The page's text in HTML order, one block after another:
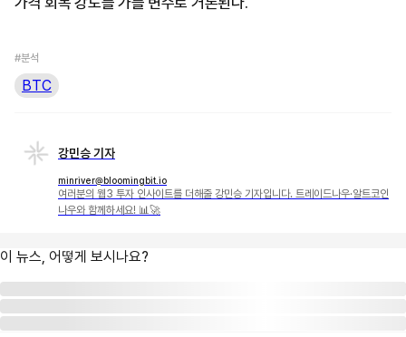
#분석
BTC
강민승 기자
minriver@bloomingbit.io
여러분의 웹3 투자 인사이트를 더해줄 강민승 기자입니다. 트레이드나우·알트코인
나우와 함께하세요! 📊🚀
이 뉴스, 어떻게 보시나요?